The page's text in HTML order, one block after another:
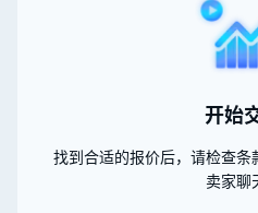
开始
找到合适的报价后，请检查
卖家聊